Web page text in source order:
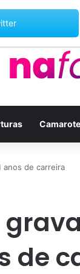
Gil e destaca
anos de carreira
de